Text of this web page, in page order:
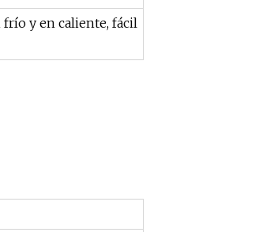
frío y en caliente, fácil